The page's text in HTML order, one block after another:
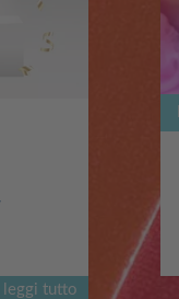
leggi tutto